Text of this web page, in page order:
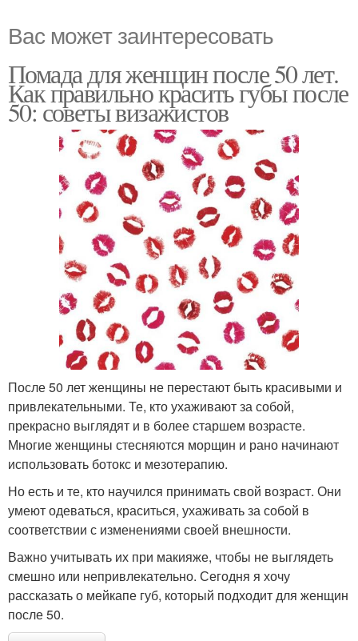
Вас может заинтересовать
Помада для женщин после 50 лет.
Как правильно красить губы после
50: советы визажистов
После 50 лет женщины не перестают быть красивыми и
привлекательными. Те, кто ухаживают за собой,
прекрасно выглядят и в более старшем возрасте.
Многие женщины стесняются морщин и рано начинают
использовать ботокс и мезотерапию.
Но есть и те, кто научился принимать свой возраст. Они
умеют одеваться, краситься, ухаживать за собой в
соответствии с изменениями своей внешности.
Важно учитывать их при макияже, чтобы не выглядеть
смешно или непривлекательно. Сегодня я хочу
рассказать о мейкапе губ, который подходит для женщин
после 50.